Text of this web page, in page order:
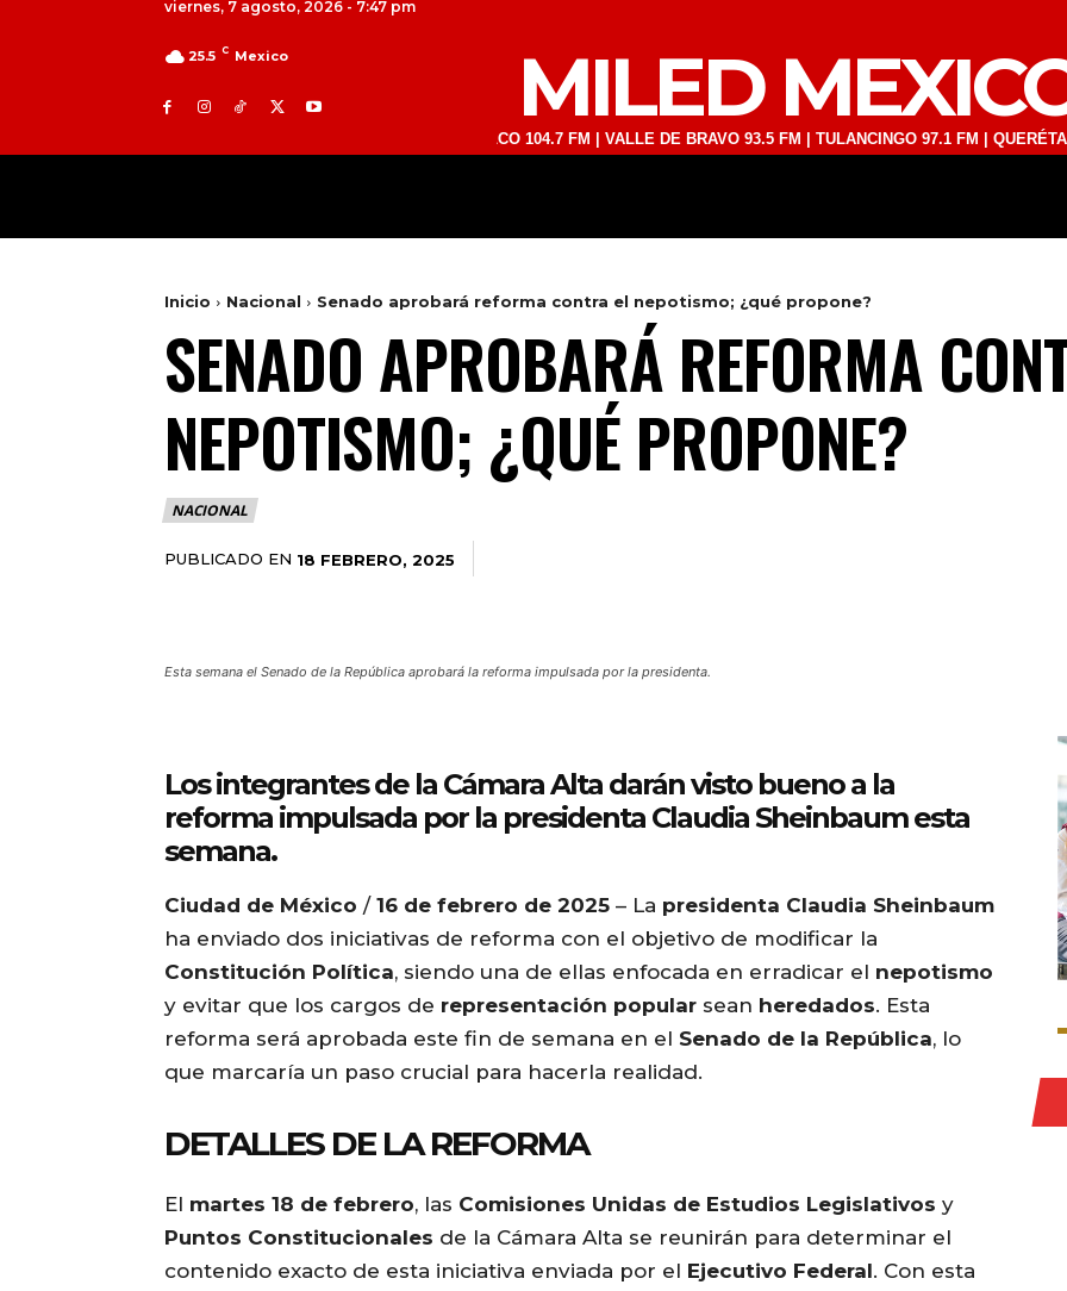
viernes, 7 agosto, 2026 - 7:47 pm
25.5 C Mexico MILED
TOLUCA 98.9 FM | ATLACOMULCO 104.7 FM | VALLE DE BRAVO 93.5 FM | TULANCINGO 97.1 FM |
Inicio Nacional Senado aprobará reforma contra el nepotismo; ¿qué propone?
SENADO APROBARÁ REFORMA
NEPOTISMO; ¿QUÉ PROPONE?
NACIONAL
PUBLICADO EN 18 FEBRERO, 2025
Esta semana el Senado de la República aprobará la reforma impulsada por la presidenta.
Los integrantes de la Cámara Alta darán visto bueno a la
reforma impulsada por la presidenta Claudia Sheinbaum esta
semana.
Ciudad de México / 16 de febrero de 2025 – La presidenta Claudia Sheinbaum
ha enviado dos iniciativas de reforma con el objetivo de modificar la
Constitución Política, siendo una de ellas enfocada en erradicar el nepotismo
y evitar que los cargos de representación popular sean heredados. Esta
reforma será aprobada este fin de semana en el Senado de la República, lo
que marcaría un paso crucial para hacerla realidad.
DETALLES DE LA REFORMA
El martes 18 de febrero, las Comisiones Unidas de Estudios Legislativos y
Puntos Constitucionales de la Cámara Alta se reunirán para determinar el
contenido exacto de esta iniciativa enviada por el Ejecutivo Federal. Con esta